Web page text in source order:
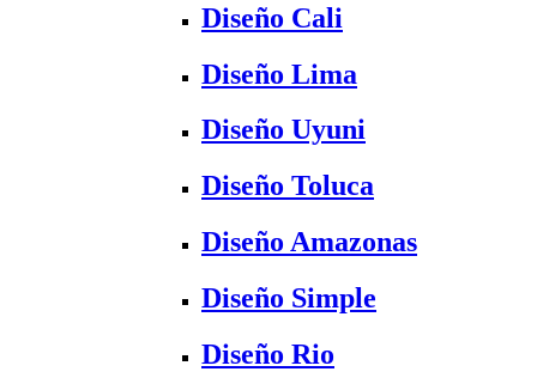
Diseño Cali
Diseño Lima
Diseño Uyuni
Diseño Toluca
Diseño Amazonas
Diseño Simple
Diseño Rio